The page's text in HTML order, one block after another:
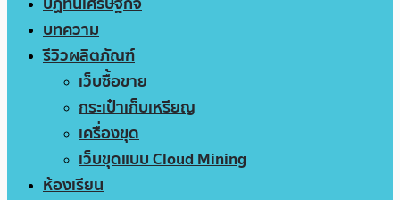
บทความ
รีวิวผลิตภัณฑ์
เว็บซื้อขาย
กระเป๋าเก็บเหรียญ
เครื่องขุด
เว็บขุดแบบ Cloud Mining
ห้องเรียน